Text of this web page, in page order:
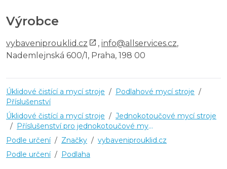
Výrobce
vybaveniprouklid.cz , info@allservices.cz,
Nademlejnská 600/1, Praha, 198 00
Úklidové čistící a mycí stroje / Podlahové mycí stroje /
Příslušenství
Úklidové čistící a mycí stroje / Jednokotoučové mycí stroje
/
Příslušenství pro jednokotoučové mycí stroje
Podle určení / Značky / vybaveniprouklid.cz
Podle určení / Podlaha